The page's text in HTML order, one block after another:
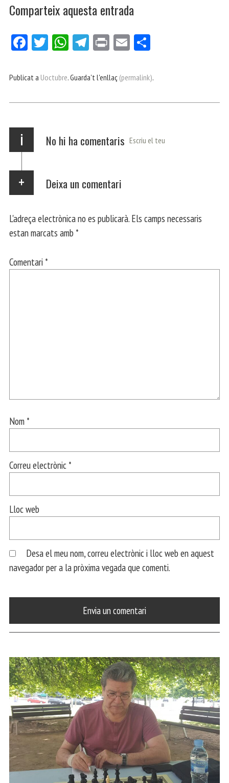
Comparteix aquesta entrada
Fa
bo
Tw
er
W
ts
p
Te
gr
m
Pri E
ail pa
ei
Publicat a Uoctubre. Guarda't l'enllaç (permalink).
i No hi ha comentaris Escriu el teu
Deixa un comentari
L'adreça electrònica no es publicarà. Els camps necessaris
estan marcats amb *
Comentari *
Nom *
Correu electrònic *
Lloc web
Desa el meu nom, correu electrònic i lloc web en aquest
navegador per a la pròxima vegada que comenti.